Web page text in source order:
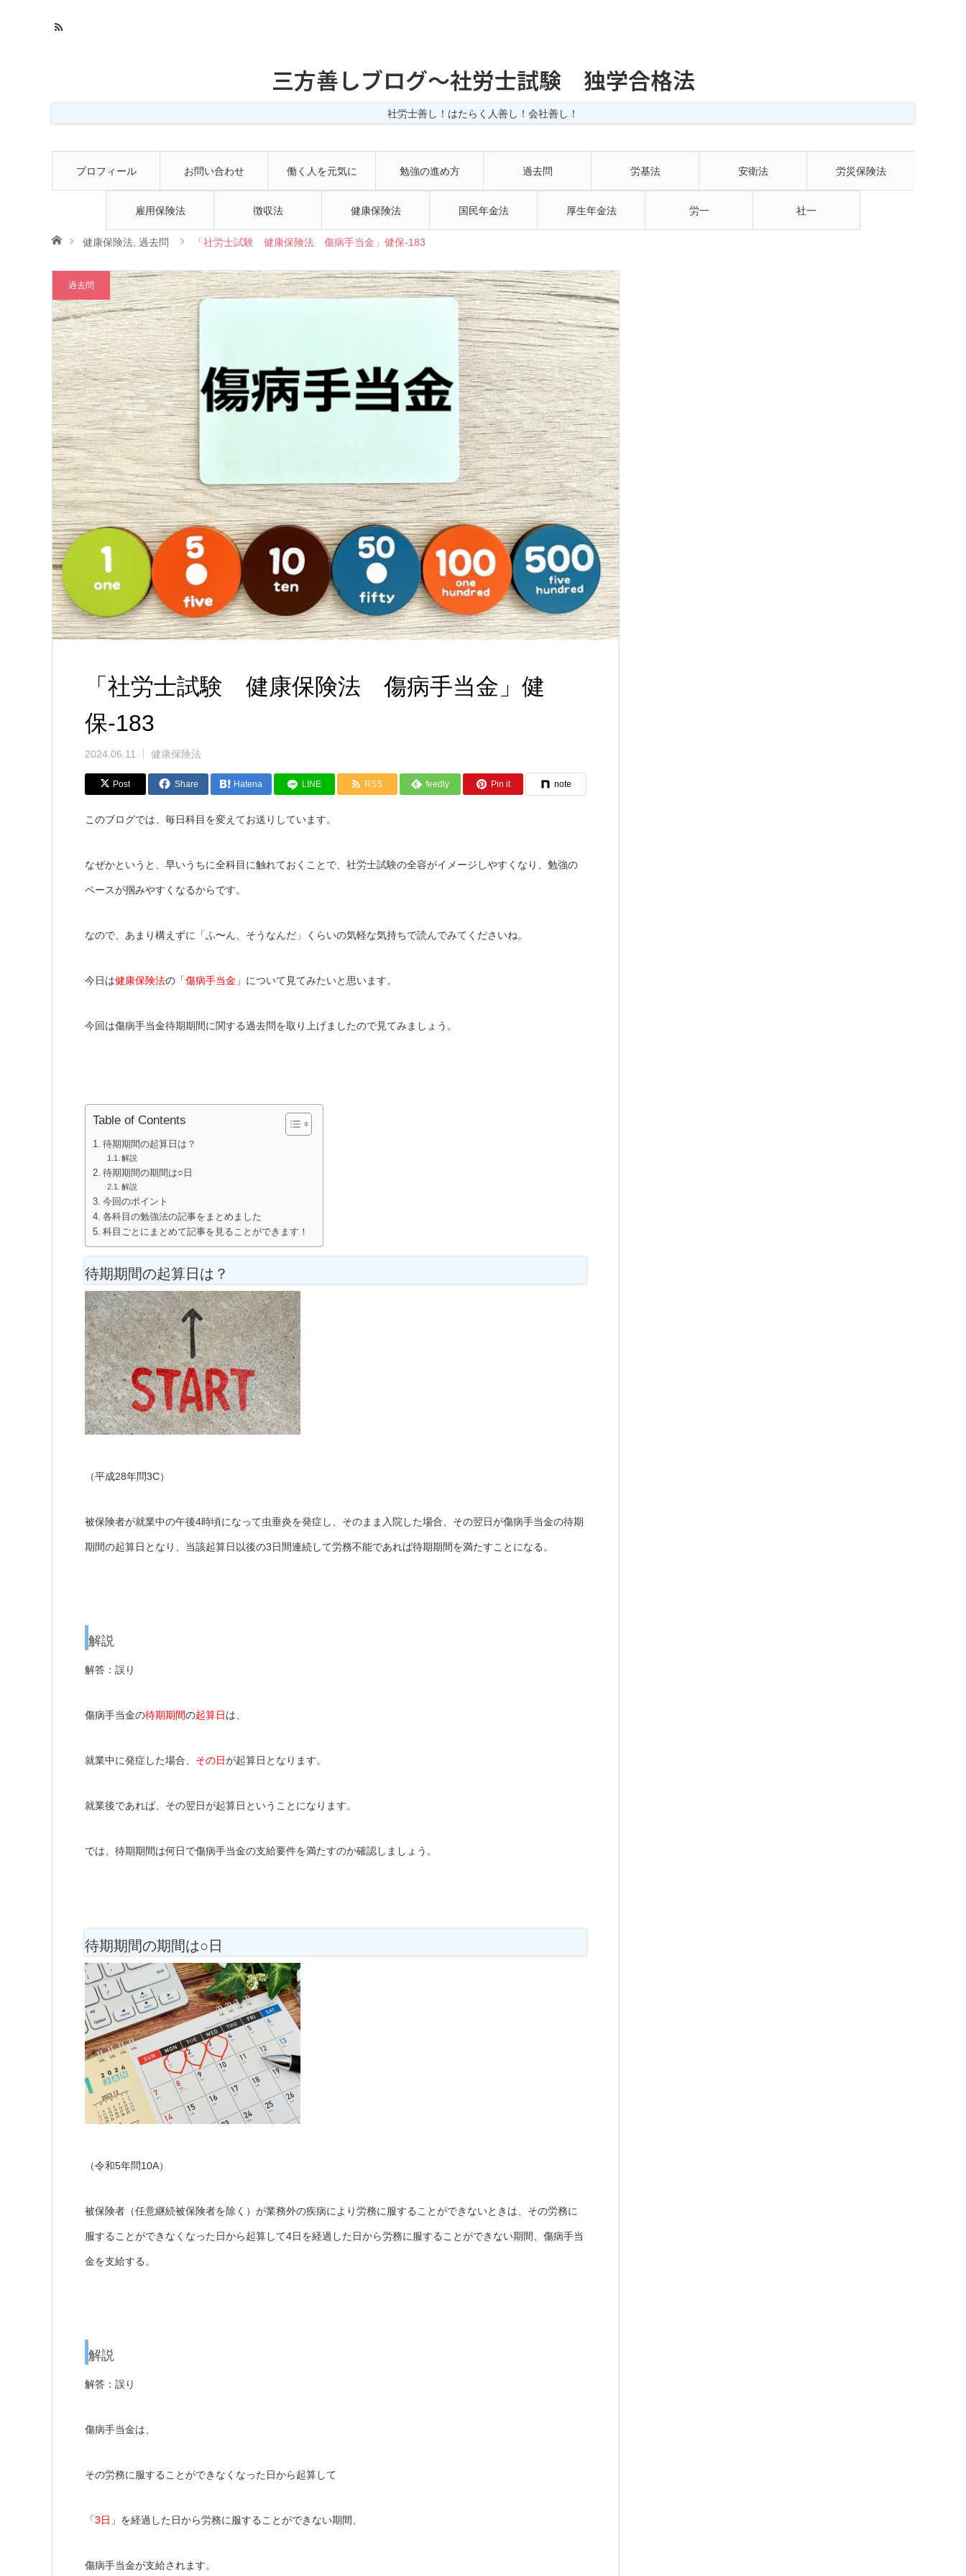
三方善しブログ〜社労士試験 独学合格法
社労士善し！はたらく人善し！会社善し！
プロフィール お問い合わせ 働く人を元気に 勉強の進め方 過去問 労基法 安衛法 労災保険法
雇用保険法 徴収法 健康保険法 国民年金法 厚生年金法 労一 社一
ホーム健康保険法 過去問 「社労士試験 健康保険法 傷病手当金」健保-183
過去問
「社労士試験 健康保険法 傷病手当金」健
保-183
2024.06.11 健康保険法
Post Share Hatena LINE RSS feedly Pin it note
このブログでは、毎日科目を変えてお送りしています。
なぜかというと、早いうちに全科目に触れておくことで、社労士試験の全容がイメージしやすくなり、勉強の
ペースが掴みやすくなるからです。
なので、あまり構えずに「ふ〜ん、そうなんだ」くらいの気軽な気持ちで読んでみてくださいね。
今日は健康保険法の「傷病手当金 」について見てみたいと思います。
今回は傷病手当金待期期間に関する過去問を取り上げましたので見てみましょう。
Table of Contents
待期期間の起算日は？
解説
待期期間の期間は○日
解説
今回のポイント
各科目の勉強法の記事をまとめました
科目ごとにまとめて記事を見ることができます！
待期期間の起算日は？
（平成28年問3C）
被保険者が就業中の午後4時頃になって虫垂炎を発症し、そのまま入院した場合、その翌日が傷病手当金の待期
期間の起算日となり、当該起算日以後の3日間連続して労務不能であれば待期期間を満たすことになる。
解説
解答：誤り
傷病手当金の待期期間の起算日は、
就業中に発症した場合、 その日が起算日となります。
就業後であれば、その翌日が起算日ということになります。
では、待期期間は何日で傷病手当金の支給要件を満たすのか確認しましょう。
待期期間の期間は○日
（令和5年問10A）
被保険者（任意継続被保険者を除く）が業務外の疾病により労務に服することができないときは、その労務に
服することができなくなった日から起算して4日を経過した日から労務に服することができない期間、傷病手当
金を支給する。
解説
解答：誤り
傷病手当金は、
その労務に服することができなくなった日から起算して
「3日 」 を経過した日から労務に服することができない期間、
傷病手当金が支給されます。